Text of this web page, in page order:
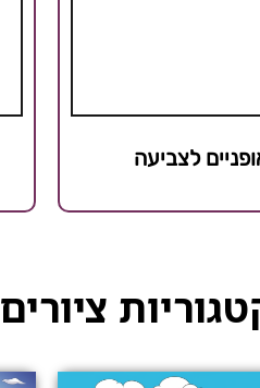
לצביעה
ציורים